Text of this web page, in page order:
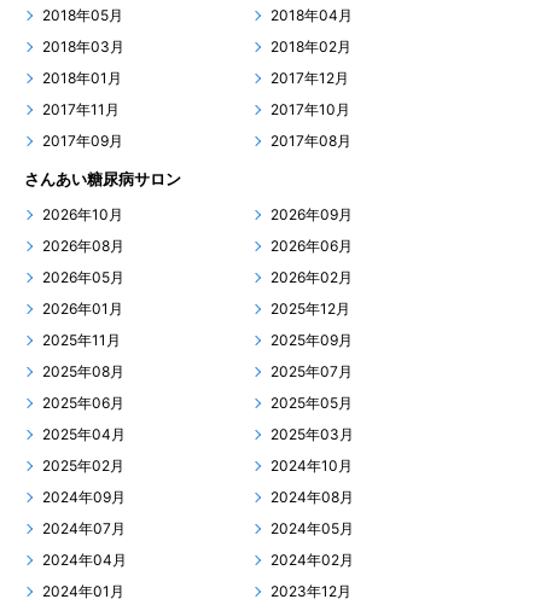
2018年05月
2018年04月
2018年03月
2018年02月
2018年01月
2017年12月
2017年11月
2017年10月
2017年09月
2017年08月
さんあい糖尿病サロン
2026年10月
2026年09月
2026年08月
2026年06月
2026年05月
2026年02月
2026年01月
2025年12月
2025年11月
2025年09月
2025年08月
2025年07月
2025年06月
2025年05月
2025年04月
2025年03月
2025年02月
2024年10月
2024年09月
2024年08月
2024年07月
2024年05月
2024年04月
2024年02月
2024年01月
2023年12月